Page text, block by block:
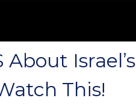
About Israel’s
This!